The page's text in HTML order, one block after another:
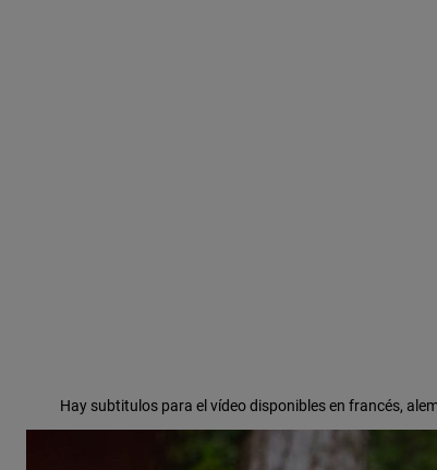
Hay subtitulos para el vídeo disponibles en francés,